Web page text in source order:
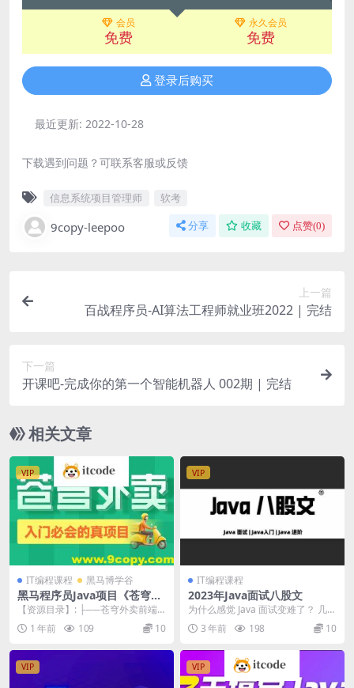
会员
免费
永久会员
免费
登录后购买
最近更新: 2022-10-28
下载遇到问题？可联系客服或反馈
信息系统项目管理师 软考
9copy-leepoo 分享 收藏 点赞(0)
上一篇
百战程序员-AI算法工程师就业班2022 | 完结
下一篇
开课吧-完成你的第一个智能机器人 002期 | 完结
相关文章
VIP
IT编程课程 黑马博学谷
黑马程序员Java项目《苍穹外
卖》企业级开发实战[完整版]
【资源目录】: ├──苍穹外卖前端
课程 | ├──PPT | | ├──day0...
1 年前 109 10
VIP
IT编程课程
2023年Java面试八股文
为什么感觉 Java 面试变难了？ 几年
前，你只需要简单的ssm框架，就
能轻松找...
3 年前 198 10
VIP VIP